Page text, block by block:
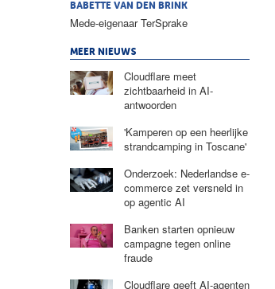
BABETTE VAN DEN BRINK
Mede-eigenaar TerSprake
MEER NIEUWS
Cloudflare meet
zichtbaarheid in AI-
antwoorden
'Kamperen op een heerlijke
strandcamping in Toscane'
Onderzoek: Nederlandse e-
commerce zet versneld in
op agentic AI
Banken starten opnieuw
campagne tegen online
fraude
Cloudflare geeft AI-agenten